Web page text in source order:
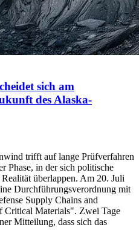
sich am
des Alaska-
trifft auf lange Prüfverfahren
Phase, in der sich politische
überlappen. Am 20. Juli
Durchführungsverordnung mit
Supply Chains and
Critical Materials". Zwei Tage
Mitteilung, dass sich das